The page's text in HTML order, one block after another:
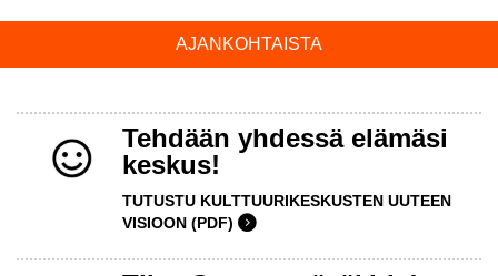
AJANKOHTAISTA
Tehdään yhdessä elämäsi
keskus!
TUTUSTU KULTTUURIKESKUSTEN UUTEEN
VISIOON (PDF)